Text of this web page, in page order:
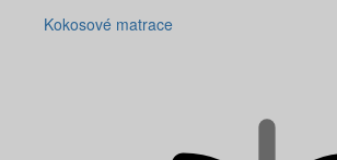
Kokosové matrace